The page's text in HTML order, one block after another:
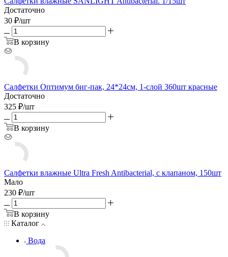
Достаточно
30 ₽/шт
В корзину
Салфетки Оптимум биг-пак, 24*24см, 1-слой 360шт красные
Достаточно
325 ₽/шт
В корзину
Салфетки влажные Ultra Fresh Antibacterial, с клапаном, 150шт
Мало
230 ₽/шт
В корзину
Каталог
Вода